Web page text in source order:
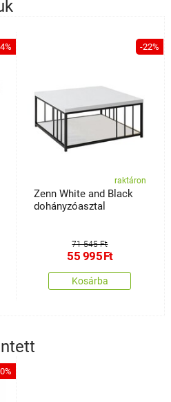
-22%
raktáron
Zenn White and Black
dohányzóasztal
71 545 Ft
55 995Ft
Kosárba